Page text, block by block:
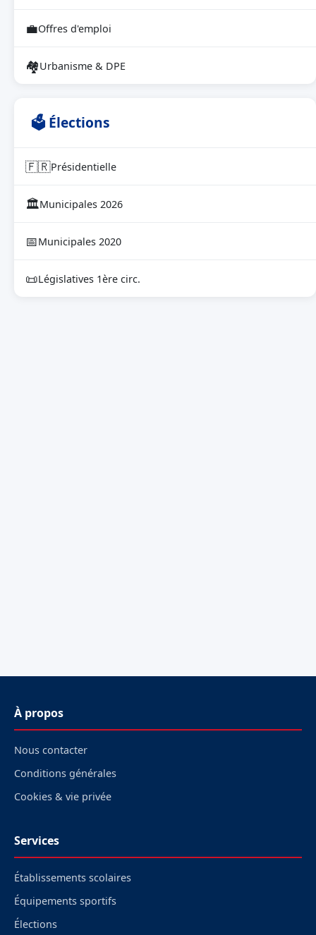
💼Offres d'emploi
🏘Urbanisme & DPE
🗳 Élections
🇫🇷Présidentielle
🏛Municipales 2026
📅Municipales 2020
📜Législatives 1ère circ.
À propos
Nous contacter
Conditions générales
Cookies & vie privée
Services
Établissements scolaires
Équipements sportifs
Élections